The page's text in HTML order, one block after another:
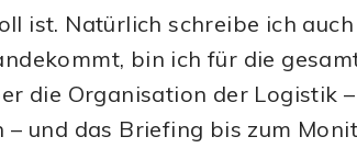
ist. Natürlich schreibe ich
bin ich für die
die Organisation der Logistik
und das Briefing bis zum